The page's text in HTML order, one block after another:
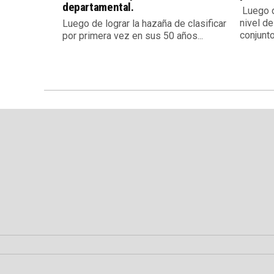
departamental.
Luego de lograr la hazaña de clasificar
por primera vez en sus 50 años...
Luego
nivel